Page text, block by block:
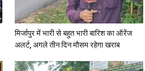
मिर्जापुर में भारी से बहुत भारी बारिश का ऑरेंज
अलर्ट, अगले तीन दिन मौसम रहेगा खराब